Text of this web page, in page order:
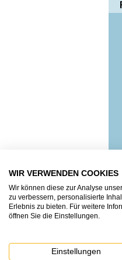
WIR VERWENDEN COOKIES
Wir können diese zur Analyse
zu verbessern, personalisierte
Erlebnis zu bieten. Für weitere
öffnen Sie die Einstellungen.
Einstellungen